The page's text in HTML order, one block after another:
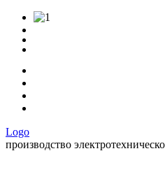
Logo
производство